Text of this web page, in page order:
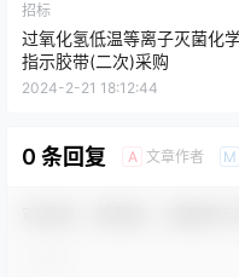
招标
过氧化氢低温等离子灭菌化
指示胶带(二次)采购
2024-2-21 18:12:44
0 条回复 A 文章作者 M